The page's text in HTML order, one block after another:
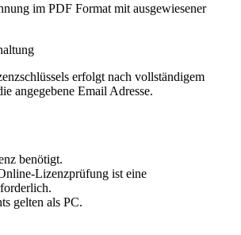
im PDF Format mit ausgewiesener
erfolgt nach vollständigem
angegebene Email Adresse.
benötigt.
Lizenzprüfung ist eine
gelten als PC.